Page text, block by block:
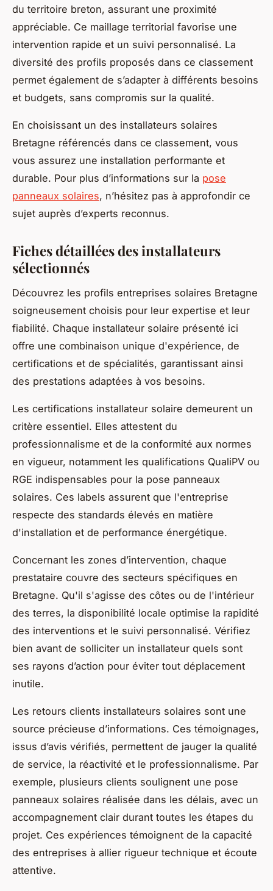
du territoire breton, assurant une proximité
appréciable. Ce maillage territorial favorise une
intervention rapide et un suivi personnalisé. La
diversité des profils proposés dans ce classement
permet également de s’adapter à différents besoins
et budgets, sans compromis sur la qualité.
En choisissant un des installateurs solaires
Bretagne référencés dans ce classement, vous
vous assurez une installation performante et
durable. Pour plus d’informations sur la pose
panneaux solaires, n’hésitez pas à approfondir ce
sujet auprès d’experts reconnus.
Fiches détaillées des installateurs
sélectionnés
Découvrez les profils entreprises solaires Bretagne
soigneusement choisis pour leur expertise et leur
fiabilité. Chaque installateur solaire présenté ici
offre une combinaison unique d'expérience, de
certifications et de spécialités, garantissant ainsi
des prestations adaptées à vos besoins.
Les certifications installateur solaire demeurent un
critère essentiel. Elles attestent du
professionnalisme et de la conformité aux normes
en vigueur, notamment les qualifications QualiPV ou
RGE indispensables pour la pose panneaux
solaires. Ces labels assurent que l'entreprise
respecte des standards élevés en matière
d'installation et de performance énergétique.
Concernant les zones d’intervention, chaque
prestataire couvre des secteurs spécifiques en
Bretagne. Qu'il s'agisse des côtes ou de l'intérieur
des terres, la disponibilité locale optimise la rapidité
des interventions et le suivi personnalisé. Vérifiez
bien avant de solliciter un installateur quels sont
ses rayons d’action pour éviter tout déplacement
inutile.
Les retours clients installateurs solaires sont une
source précieuse d’informations. Ces témoignages,
issus d’avis vérifiés, permettent de jauger la qualité
de service, la réactivité et le professionnalisme. Par
exemple, plusieurs clients soulignent une pose
panneaux solaires réalisée dans les délais, avec un
accompagnement clair durant toutes les étapes du
projet. Ces expériences témoignent de la capacité
des entreprises à allier rigueur technique et écoute
attentive.